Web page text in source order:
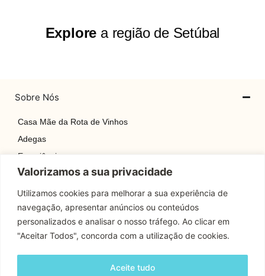
Valorizamos a sua privacidade
Utilizamos cookies para melhorar a sua experiência de
navegação, apresentar anúncios ou conteúdos
personalizados e analisar o nosso tráfego. Ao clicar em
"Aceitar Todos", concorda com a utilização de cookies.
Aceite tudo
Explore a região de Setúbal
Sobre Nós
Casa Mãe da Rota de Vinhos
Adegas
Experiências
Explore
Rotas
Contactos
Apoio Cliente